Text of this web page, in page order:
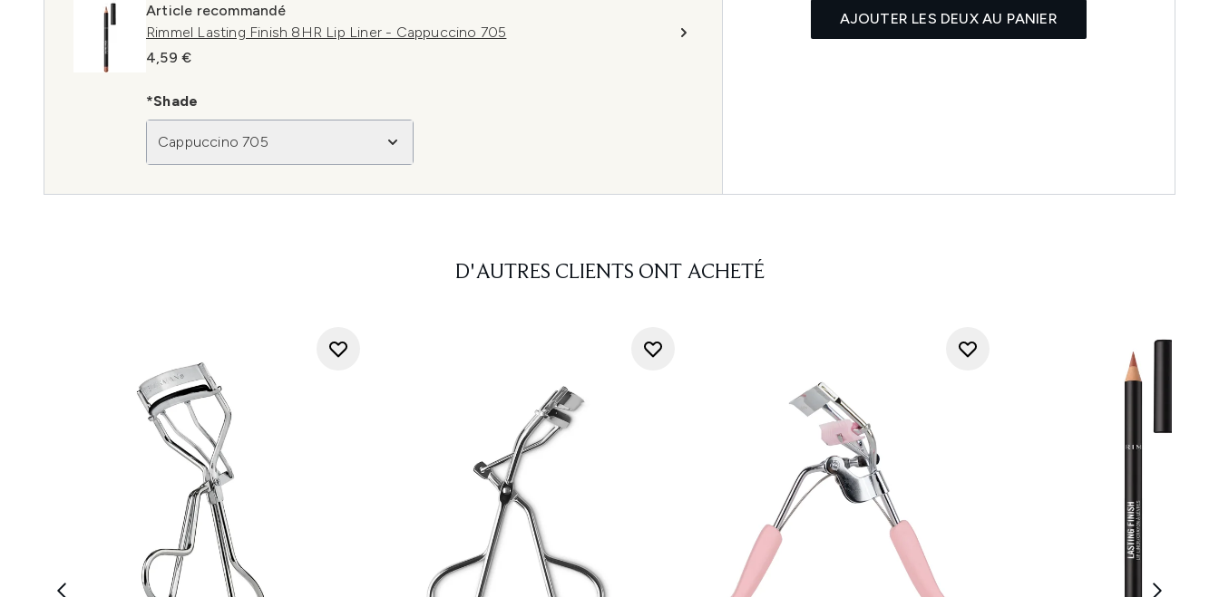
Article recommandé
Rimmel Lasting Finish 8HR Lip Liner - Cappuccino 705
4,59 €
*Shade
Cappuccino 705
AJOUTER LES DEUX AU PANIER
D'AUTRES CLIENTS ONT ACHETÉ